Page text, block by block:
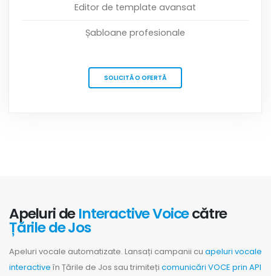
Editor de template avansat
Șabloane profesionale
SOLICITĂ O OFERTĂ
Apeluri deInteractive Voicecătre
Țările de Jos
Apeluri vocale automatizate. Lansați campanii cu apeluri vocale
interactive în Țările de Jos sau trimiteți comunicări VOCE prin API